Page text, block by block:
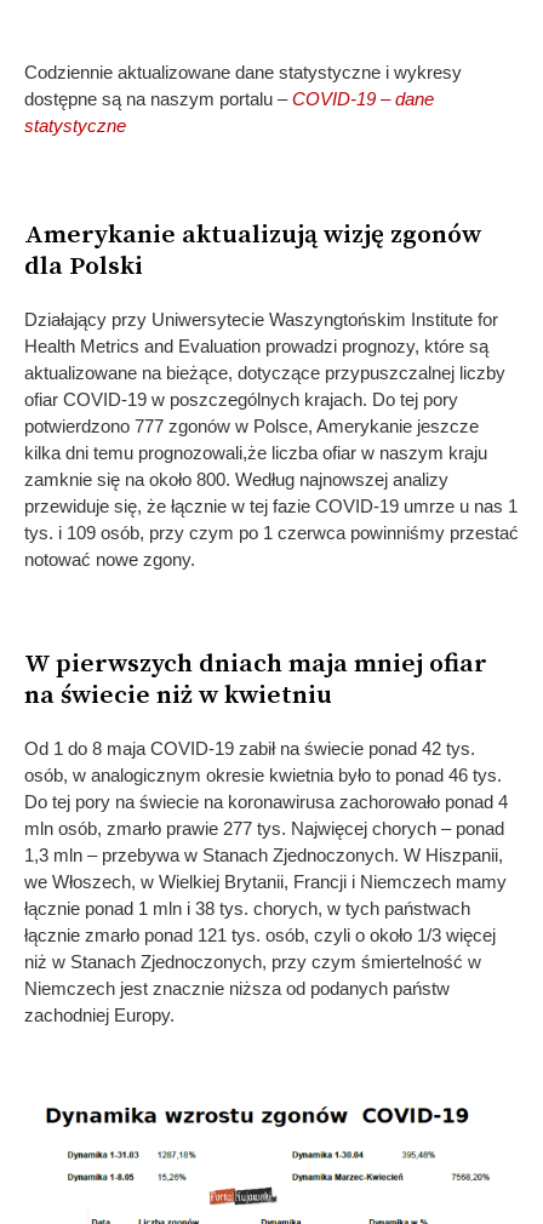
Codziennie aktualizowane dane statystyczne i wykresy
dostępne są na naszym portalu –COVID-19 – dane
statystyczne
Amerykanie aktualizują wizję zgonów
dla Polski
Działający przy Uniwersytecie Waszyngtońskim Institute for
Health Metrics and Evaluation prowadzi prognozy, które są
aktualizowane na bieżące, dotyczące przypuszczalnej liczby
ofiar COVID-19 w poszczególnych krajach. Do tej pory
potwierdzono 777 zgonów w Polsce, Amerykanie jeszcze
kilka dni temu prognozowali,że liczba ofiar w naszym kraju
zamknie się na około 800. Według najnowszej analizy
przewiduje się, że łącznie w tej fazie COVID-19 umrze u nas 1
tys. i 109 osób, przy czym po 1 czerwca powinniśmy przestać
notować nowe zgony.
W pierwszych dniach maja mniej ofiar
na świecie niż w kwietniu
Od 1 do 8 maja COVID-19 zabił na świecie ponad 42 tys.
osób, w analogicznym okresie kwietnia było to ponad 46 tys.
Do tej pory na świecie na koronawirusa zachorowało ponad 4
mln osób, zmarło prawie 277 tys. Najwięcej chorych – ponad
1,3 mln – przebywa w Stanach Zjednoczonych. W Hiszpanii,
we Włoszech, w Wielkiej Brytanii, Francji i Niemczech mamy
łącznie ponad 1 mln i 38 tys. chorych, w tych państwach
łącznie zmarło ponad 121 tys. osób, czyli o około 1/3 więcej
niż w Stanach Zjednoczonych, przy czym śmiertelność w
Niemczech jest znacznie niższa od podanych państw
zachodniej Europy.